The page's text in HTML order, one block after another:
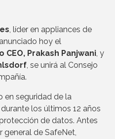
, líder en appliances de
hoy el
CEO, Prakash Panjwani, y
, se unirá al Consejo
en seguridad de la
los últimos 12 años
de datos. Antes
general de SafeNet,